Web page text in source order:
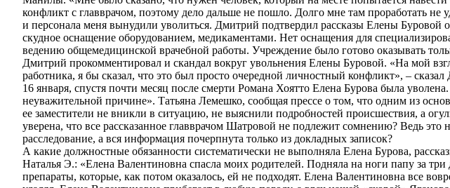
конфликт с главврачом, поэтому дело дальше не пошло. Долго мне там проработать не
и персонала меня вынудили уволиться. Дмитрий подтвердил рассказы Елены Буровой
скудное оснащение оборудованием, медикаментами. Нет оснащения для
ведению общемедицинской врачебной работы. Учреждение было готово оказывать
Дмитрий прокомментировал и скандал вокруг увольнения Елены Буровой. «На мой
работника, я бы сказал, что это был просто очередной личностный конфликт», –
16 января, спустя почти месяц после смерти Романа Хоятто Елена Бурова была
неуважительной причине». Татьяна Лемешко, сообщая прессе о том, что одним из
ее заместители не вникли в ситуацию, не выяснили подробностей происшествия, а
уверена, что все рассказанное главврачом Шатровой не подлежит сомнению? Ведь
расследование, а вся информация почерпнута только из докладных записок?
А какие должностные обязанности систематически не выполняла Елена Бурова,
Наталья Э.: «Елена Валентиновна спасла моих родителей. Подняла на ноги папу за
препараты, которые, как потом оказалось, ей не подходят. Елена Валентиновна все